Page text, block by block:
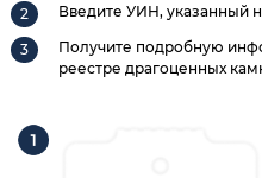
Введите УИН, указанный
Получите подробную
реестре драгоценных